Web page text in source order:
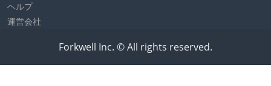
ヘルプ
運営会社
Forkwell Inc. © All rights reserved.